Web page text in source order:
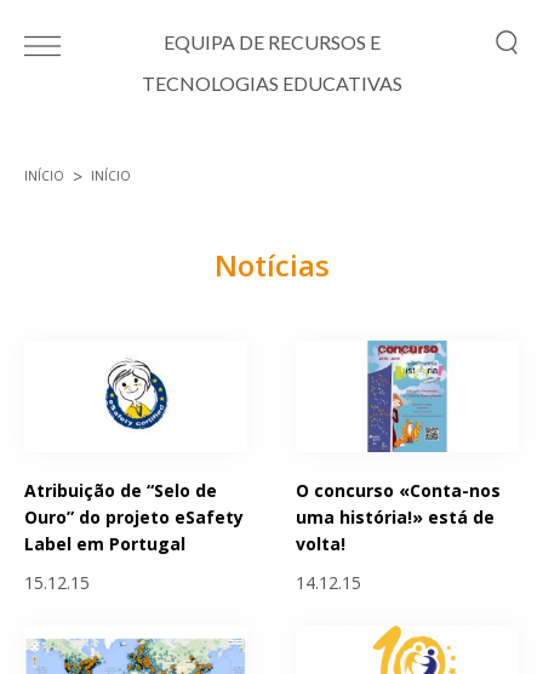
EQUIPA DE RECURSOS E
TECNOLOGIAS EDUCATIVAS
INÍCIO INÍCIO
Notícias
Atribuição de “Selo de
Ouro” do projeto eSafety
Label em Portugal
15.12.15
O concurso «Conta-nos
uma história!» está de
volta!
14.12.15
Páginas